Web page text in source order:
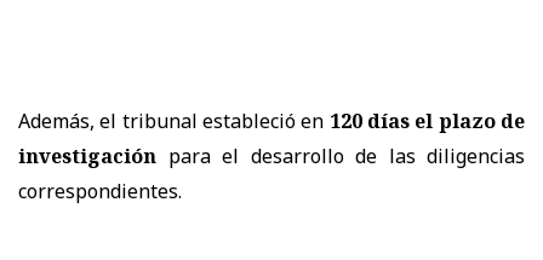
Además, el tribunal estableció en 120 días el plazo de
investigación para el desarrollo de las diligencias
correspondientes.